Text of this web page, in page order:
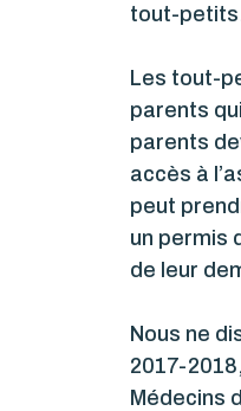
tout-
Les tout-
parents
parents
accès à
peut
un permis
de leur
Nous ne
2017-
Médecins